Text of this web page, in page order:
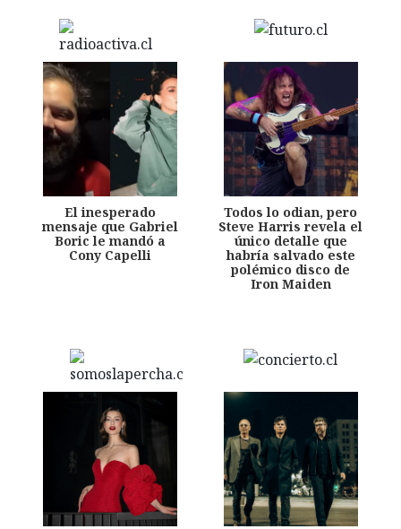
El inesperado
mensaje que Gabriel
Boric le mandó a
Cony Capelli
Todos lo odian, pero
Steve Harris revela el
único detalle que
habría salvado este
polémico disco de
Iron Maiden